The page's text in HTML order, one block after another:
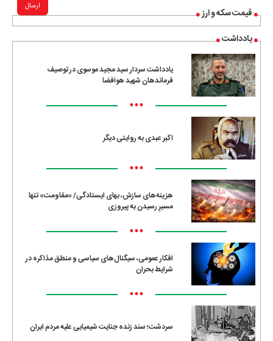
قیمت سکه و ارز
یادداشت
یادداشت سردار سید مجید موسوی در توصیف
فرماندهان شهید هوافضا
•••
اکبر عبدی به روایتی دیگر
•••
هزینه‌های سازش، بهای ایستادگی/ «مقاومت» تنها
مسیرِ رسیدن به پیروزی
•••
افکار عمومی، سیگنال‌های سیاسی و منطق مذاکره در
شرایط بحران
•••
سردشت؛ سند زنده جنایت شیمیایی علیه مردم ایران
ارسال